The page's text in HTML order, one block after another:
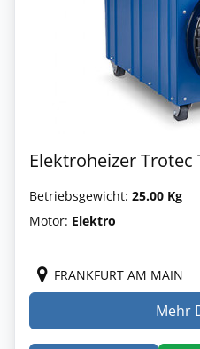
Elektroheizer Trotec
Betriebsgewicht: 25.00 Kg
Motor: Elektro
FRANKFURT AM MAIN
Mehr